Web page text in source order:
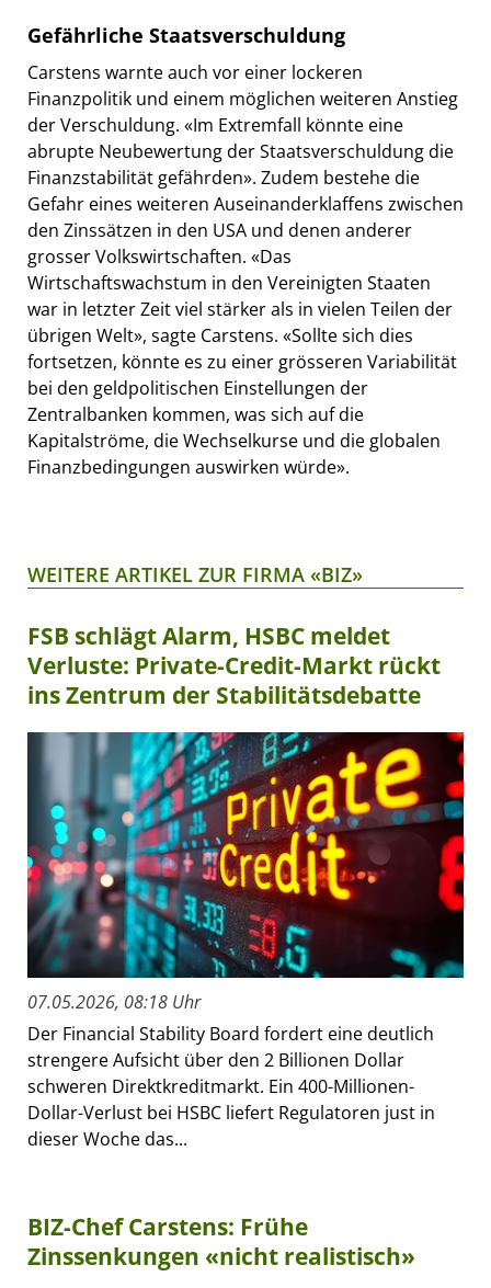
Gefährliche Staatsverschuldung
Carstens warnte auch vor einer lockeren
Finanzpolitik und einem möglichen weiteren Anstieg
der Verschuldung. «Im Extremfall könnte eine
abrupte Neubewertung der Staatsverschuldung die
Finanzstabilität gefährden». Zudem bestehe die
Gefahr eines weiteren Auseinanderklaffens zwischen
den Zinssätzen in den USA und denen anderer
grosser Volkswirtschaften. «Das
Wirtschaftswachstum in den Vereinigten Staaten
war in letzter Zeit viel stärker als in vielen Teilen der
übrigen Welt», sagte Carstens. «Sollte sich dies
fortsetzen, könnte es zu einer grösseren Variabilität
bei den geldpolitischen Einstellungen der
Zentralbanken kommen, was sich auf die
Kapitalströme, die Wechselkurse und die globalen
Finanzbedingungen auswirken würde».
WEITERE ARTIKEL ZUR FIRMA «BIZ»
FSB schlägt Alarm, HSBC meldet
Verluste: Private-Credit-Markt rückt
ins Zentrum der Stabilitätsdebatte
07.05.2026, 08:18 Uhr
Der Financial Stability Board fordert eine deutlich
strengere Aufsicht über den 2 Billionen Dollar
schweren Direktkreditmarkt. Ein 400-Millionen-
Dollar-Verlust bei HSBC liefert Regulatoren just in
dieser Woche das...
BIZ-Chef Carstens: Frühe
Zinssenkungen «nicht realistisch»